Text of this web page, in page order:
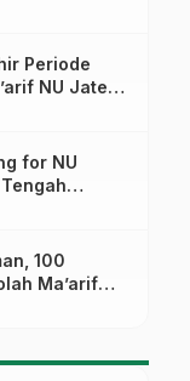
Periode
NU Jateng
Match
for NU
Menuju
100
Ma’arif
Literasi